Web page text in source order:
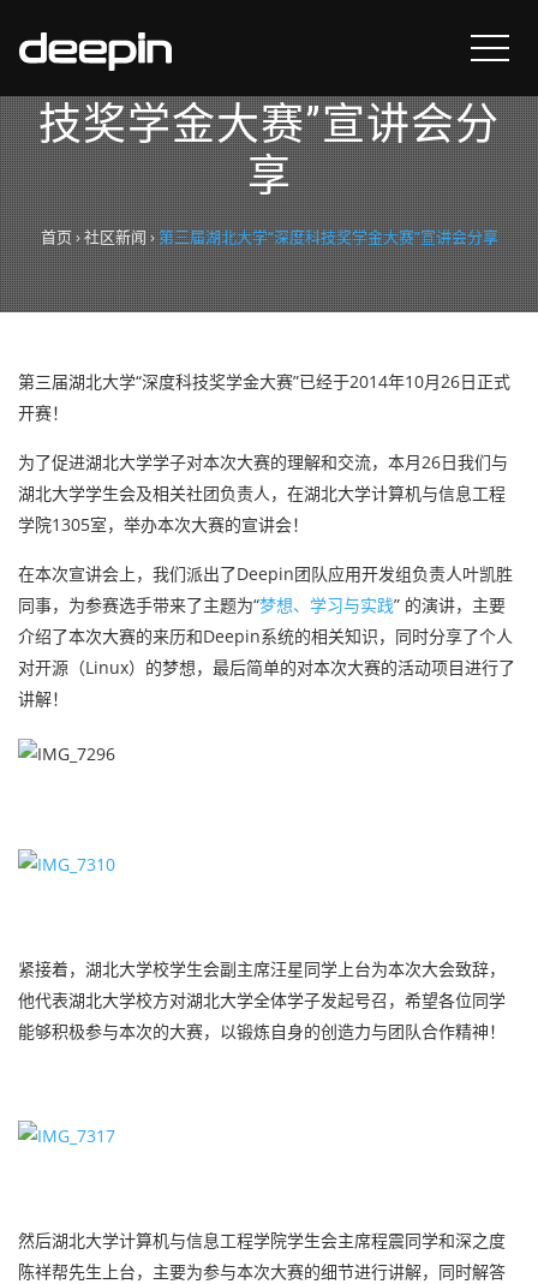
第三届湖北大学“深度科
技奖学金大赛”宣讲会分
享
首页›社区新闻›第三届湖北大学“深度科技奖学金大赛”宣讲会分享
第三届湖北大学“深度科技奖学金大赛”已经于2014年10月26日正式
开赛！
为了促进湖北大学学子对本次大赛的理解和交流，本月26日我们与
湖北大学学生会及相关社团负责人，在湖北大学计算机与信息工程
学院1305室，举办本次大赛的宣讲会！
在本次宣讲会上，我们派出了Deepin团队应用开发组负责人叶凯胜
同事，为参赛选手带来了主题为“梦想、学习与实践” 的演讲，主要
介绍了本次大赛的来历和Deepin系统的相关知识，同时分享了个人
对开源（Linux）的梦想，最后简单的对本次大赛的活动项目进行了
讲解！
紧接着，湖北大学校学生会副主席汪星同学上台为本次大会致辞，
他代表湖北大学校方对湖北大学全体学子发起号召，希望各位同学
能够积极参与本次的大赛，以锻炼自身的创造力与团队合作精神！
然后湖北大学计算机与信息工程学院学生会主席程震同学和深之度
陈祥帮先生上台，主要为参与本次大赛的细节进行讲解，同时解答